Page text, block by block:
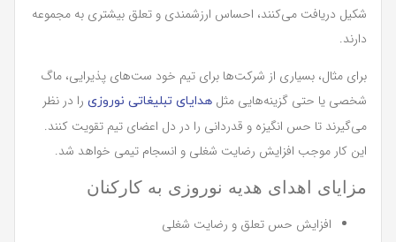
شکیل دریافت می‌کنند، احساس ارزشمندی و تعلق بیشتری به مجموعه
دارند.
برای مثال، بسیاری از شرکت‌ها برای تیم خود ست‌های پذیرایی، ماگ
شخصی یا حتی گزینه‌هایی مثل هدایای تبلیغاتی نوروزی را در نظر
می‌گیرند تا حس انگیزه و قدردانی را در دل اعضای تیم تقویت کنند.
این کار موجب افزایش رضایت شغلی و انسجام تیمی خواهد شد.
مزایای اهدای هدیه نوروزی به کارکنان
افزایش حس تعلق و رضایت شغلی